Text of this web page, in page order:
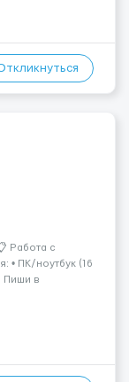
Работа с
• ПК/ноутбук (16
Пиши в